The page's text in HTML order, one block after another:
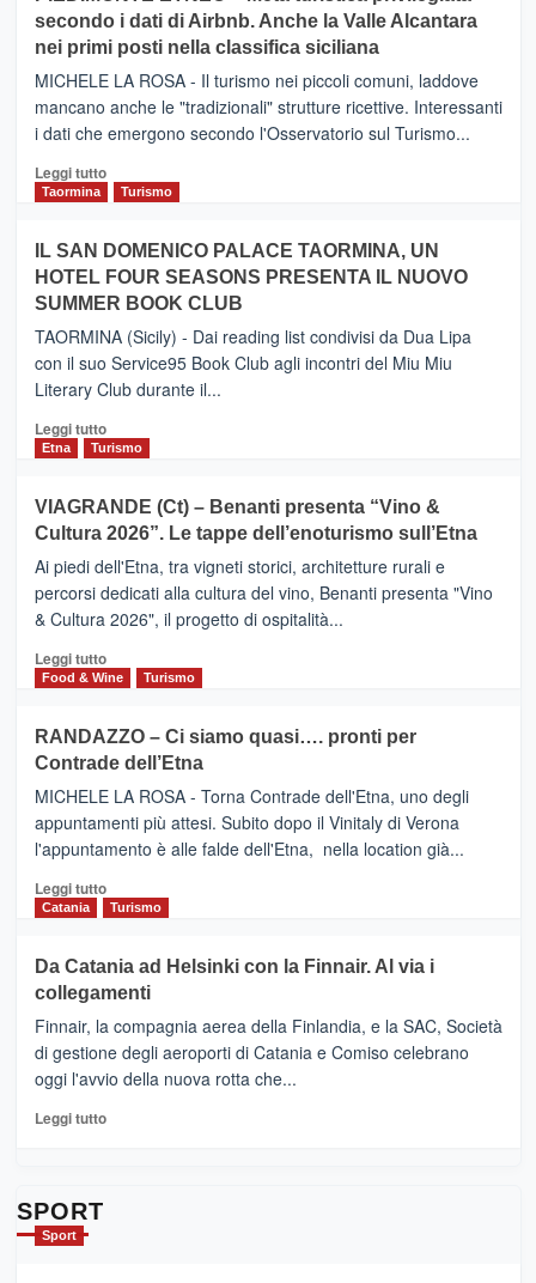
–
Inaugurato
il
nuovo
collegamento
tra
e
Zanzibar
da
Neos
secondo i dati di Airbnb. Anche la Valle Alcantara
nei primi posti nella classifica siciliana
MICHELE LA ROSA - Il turismo nei piccoli comuni, laddove
mancano anche le "tradizionali" strutture ricettive. Interessanti
i dati che emergono secondo l'Osservatorio sul Turismo...
Leggi tuttoLeggi
PIEDIMONTE
ETNEO
–
Meta
turistica
privilegiata
secondo
dati
di
Anche
la
Alcantara
nei
primi
nella
classifica
Taormina Turismo
IL SAN DOMENICO PALACE TAORMINA, UN
HOTEL FOUR SEASONS PRESENTA IL NUOVO
SUMMER BOOK CLUB
TAORMINA (Sicily) - Dai reading list condivisi da Dua Lipa
con il suo Service95 Book Club agli incontri del Miu Miu
Literary Club durante il...
Leggi tuttoLeggi
di
IL
SAN
DOMENICO
PALACE
TAORMINA,
UN
HOTEL
FOUR
IL
NUOVO
SUMMER
CLUB
Etna Turismo
VIAGRANDE (Ct) – Benanti presenta “Vino &
Cultura 2026”. Le tappe dell’enoturismo sull’Etna
Ai piedi dell'Etna, tra vigneti storici, architetture rurali e
percorsi dedicati alla cultura del vino, Benanti presenta "Vino
& Cultura 2026", il progetto di ospitalità...
Leggi tuttoLeggi
di
VIAGRANDE
(Ct)
–
Benanti
presenta
“Vino
&
Cultura
tappe
dell’enoturismo
Food & Wine Turismo
RANDAZZO – Ci siamo quasi…. pronti per
Contrade dell’Etna
MICHELE LA ROSA - Torna Contrade dell'Etna, uno degli
appuntamenti più attesi. Subito dopo il Vinitaly di Verona
l'appuntamento è alle falde dell'Etna, nella location già...
Leggi tuttoLeggi
di
RANDAZZO
–
Ci
siamo
quasi….
pronti
per
Catania Turismo
Da Catania ad Helsinki con la Finnair. Al via i
collegamenti
Finnair, la compagnia aerea della Finlandia, e la SAC, Società
di gestione degli aeroporti di Catania e Comiso celebrano
oggi l'avvio della nuova rotta che...
Leggi tuttoLeggi
SPORT
Sport